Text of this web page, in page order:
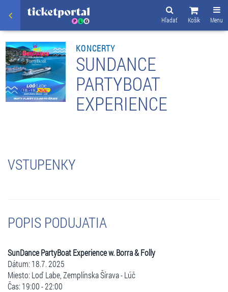
Menu
Košík
Hľadať
KONCERTY
SUNDANCE
PARTYBOAT
EXPERIENCE
VSTUPENKY
POPIS PODUJATIA
SunDance PartyBoat Experience w. Borra & Folly
Dátum: 18.7. 2025
Miesto: Loď Labe, Zemplínska Šírava - Lúč
Čas: 19:00 - 22:00